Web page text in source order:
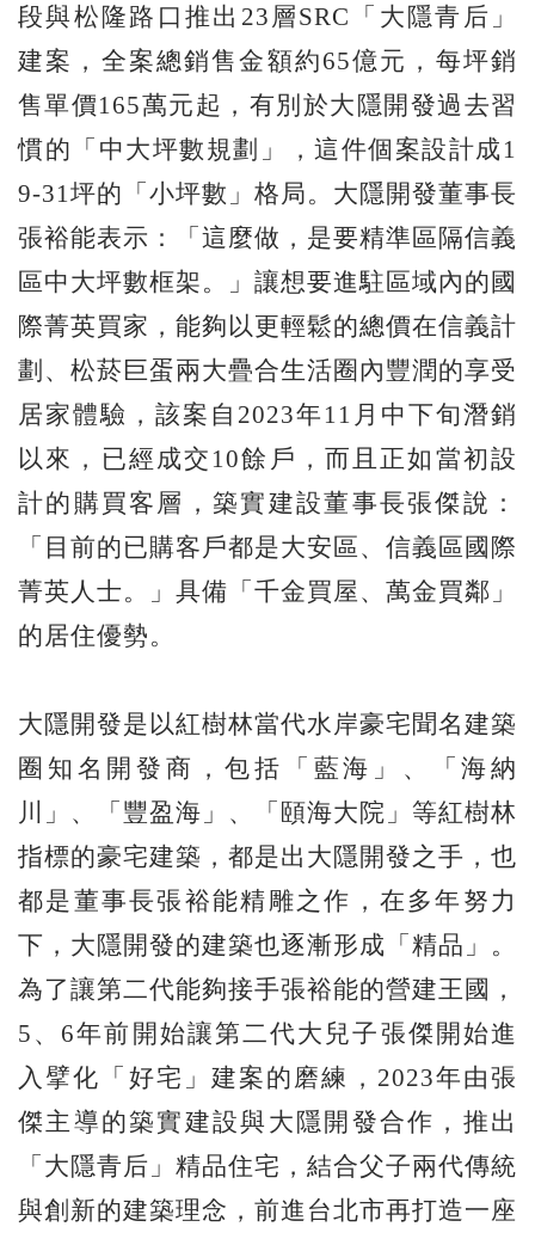
段與松隆路口推出23層SRC「大隱青后」
建案，全案總銷售金額約65億元，每坪銷
售單價165萬元起，有別於大隱開發過去習
慣的「中大坪數規劃」，這件個案設計成1
9-31坪的「小坪數」格局。大隱開發董事長
張裕能表示：「這麼做，是要精準區隔信義
區中大坪數框架。」讓想要進駐區域內的國
際菁英買家，能夠以更輕鬆的總價在信義計
劃、松菸巨蛋兩大疊合生活圈內豐潤的享受
居家體驗，該案自2023年11月中下旬潛銷
以來，已經成交10餘戶，而且正如當初設
計的購買客層，築實建設董事長張傑說：
「目前的已購客戶都是大安區、信義區國際
菁英人士。」具備「千金買屋、萬金買鄰」
的居住優勢。
大隱開發是以紅樹林當代水岸豪宅聞名建築
圈知名開發商，包括「藍海」、「海納
川」、「豐盈海」、「頤海大院」等紅樹林
指標的豪宅建築，都是出大隱開發之手，也
都是董事長張裕能精雕之作，在多年努力
下，大隱開發的建築也逐漸形成「精品」。
為了讓第二代能夠接手張裕能的營建王國，
5、6年前開始讓第二代大兒子張傑開始進
入擘化「好宅」建案的磨練，2023年由張
傑主導的築實建設與大隱開發合作，推出
「大隱青后」精品住宅，結合父子兩代傳統
與創新的建築理念，前進台北市再打造一座